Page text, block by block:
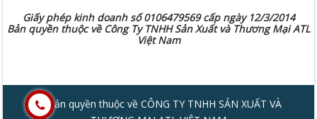
Giấy phép kinh doanh số 0106479569 cấp ngày 12/3/2014
Bản quyền thuộc về Công Ty TNHH Sản Xuất và Thương Mại ATL
Việt Nam
© Bản quyền thuộc về CÔNG TY TNHH SẢN XUẤT VÀ